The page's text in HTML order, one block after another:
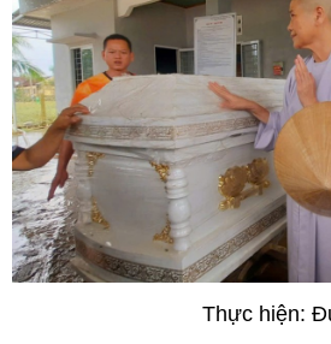
Thực hiện: